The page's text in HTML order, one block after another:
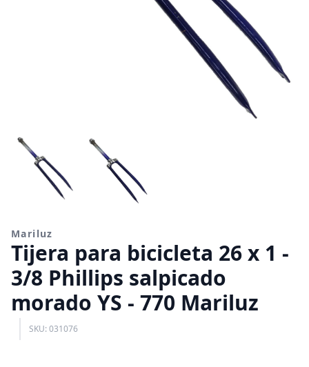
Mariluz
Tijera para bicicleta 26 x 1 -
3/8 Phillips salpicado
morado YS - 770 Mariluz
SKU: 031076